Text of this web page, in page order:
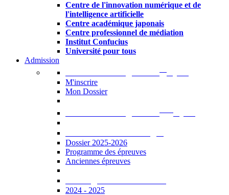
Centre de l'innovation numérique et de
l'intelligence artificielle
Centre académique japonais
Centre professionnel de médiation
Institut Confucius
Université pour tous
Admission
M'inscrire
Mon Dossier
Dossier 2025-2026
Programme des épreuves
Anciennes épreuves
2024 - 2025